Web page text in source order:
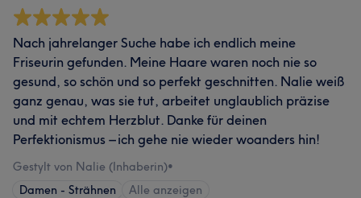
Nach jahrelanger Suche habe ich endlich meine
Friseurin gefunden. Meine Haare waren noch nie so
gesund, so schön und so perfekt geschnitten. Nalie weiß
ganz genau, was sie tut, arbeitet unglaublich präzise
und mit echtem Herzblut. Danke für deinen
Perfektionismus – ich gehe nie wieder woanders hin!
Gestylt von Nalie (Inhaberin)•
Damen - Strähnen
Alle anzeigen